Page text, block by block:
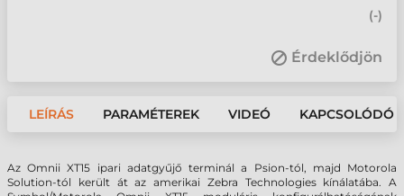
(-)
Érdeklődjön
LEÍRÁS PARAMÉTEREK VIDEÓ KAPCSOLÓDÓ
Az Omnii XT15 ipari adatgyűjő terminál a Psion-tól, majd Motorola
Solution-tól került át az amerikai Zebra Technologies kínálatába. A